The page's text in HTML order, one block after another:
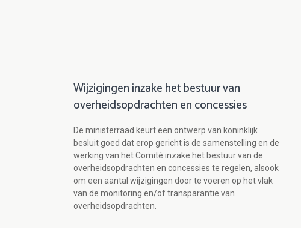
Wijzigingen inzake het bestuur van
overheidsopdrachten en concessies
De ministerraad keurt een ontwerp van koninklijk
besluit goed dat erop gericht is de samenstelling en de
werking van het Comité inzake het bestuur van de
overheidsopdrachten en concessies te regelen, alsook
om een aantal wijzigingen door te voeren op het vlak
van de monitoring en/of transparantie van
overheidsopdrachten.